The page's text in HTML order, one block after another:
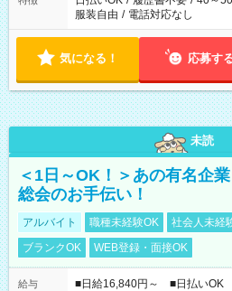
服装自由 / 電話対応なし
気になる！ 応募す
未読
＜1日～OK！＞あの有名企
総会のお手伝い！
アルバイト 職種未経験OK 社会人未経
ブランクOK
WEB登録・面接OK
給与
■日給16,840円～ ■日払いOK